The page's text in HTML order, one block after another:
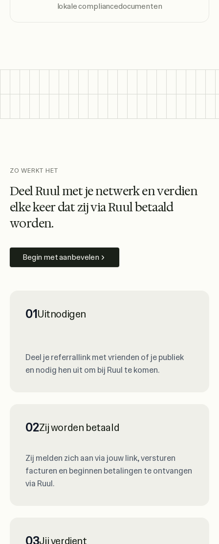
lokale compliancedocumenten
ZO WERKT HET
DeelRuulmetjenetwerkenverdien
elkekeerdatzijviaRuulbetaald
worden.
Begin met aanbevelen
01Uitnodigen
Deel je referrallink met vrienden of je publiek
en nodig hen uit om bij Ruul te komen.
02Zij worden betaald
Zij melden zich aan via jouw link, versturen
facturen en beginnen betalingen te ontvangen
via Ruul.
Jij verdient